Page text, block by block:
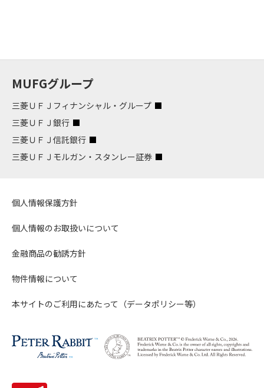
MUFGグループ
三菱ＵＦＪフィナンシャル・グループ
三菱ＵＦＪ銀行
三菱ＵＦＪ信託銀行
三菱ＵＦＪモルガン・スタンレー証券
個人情報保護方針
個人情報のお取扱いについて
金融商品の勧誘方針
物件情報について
本サイトのご利用にあたって（データポリシー等）